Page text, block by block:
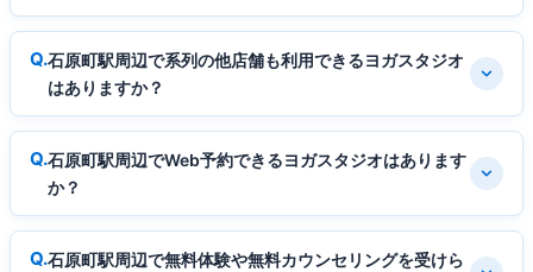
石原町駅周辺で系列の他店舗も利用できるヨガスタジオ
はありますか？
石原町駅周辺でWeb予約できるヨガスタジオはあります
か？
石原町駅周辺で無料体験や無料カウンセリングを受けら